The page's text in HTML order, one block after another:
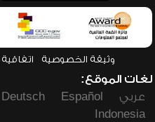
وثيقة الخصوصية
لغات الموقع:
عربي
Español
Deutsch
Indonesia